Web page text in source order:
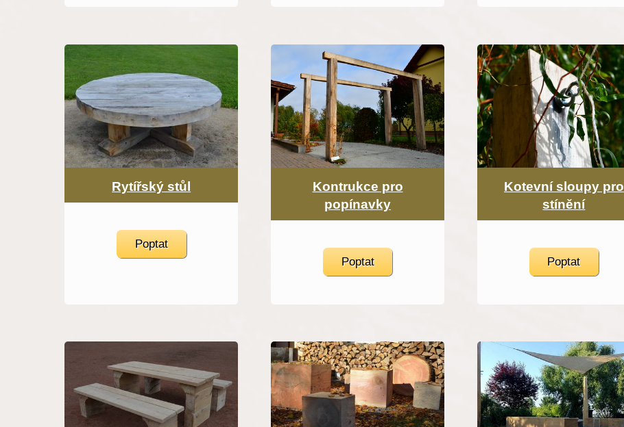
Rytířský stůl
Poptat
Kontrukce pro
popínavky
Poptat
Kotevní sloupy pro
stínění
Poptat